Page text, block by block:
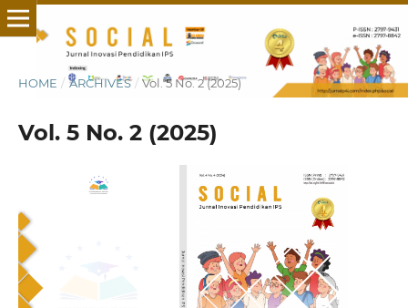
HOME / ARCHIVES / Vol. 5 No. 2 (2025)
Vol. 5 No. 2 (2025)